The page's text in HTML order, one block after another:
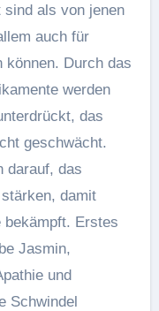
sind als von jenen
auch für
können. Durch das
werden
das
geschwächt.
darauf, das
damit
Erstes
Jasmin,
und
Schwindel